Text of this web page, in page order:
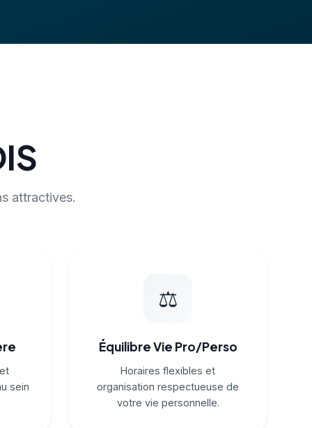
attractives.
sein
⚖️
Équilibre Vie Pro/Perso
Horaires flexibles et
organisation respectueuse de
votre vie personnelle.